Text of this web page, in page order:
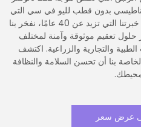
بدون قطب لليو في سي التي
تطلق موجة 253.7 نانومتر. وبفضل خبرتنا التي تزيد عن 40 عامًا، نفخر بنا
حلول تعقيم موثوقة وآمنة لمختلف
والتجارية والزراعية. اكتشف
بنا أن تحسن السلامة والنظافة
عرض سعر